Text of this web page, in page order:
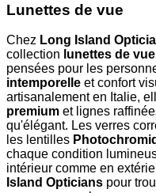
Lunettes de vue
Chez Long Island
collection lunettes de
pensées pour les
intemporelle et confort
artisanalement en Italie,
premium et lignes
qu'élégant. Les verres
les lentilles
chaque condition
intérieur comme en
Island Opticians pour